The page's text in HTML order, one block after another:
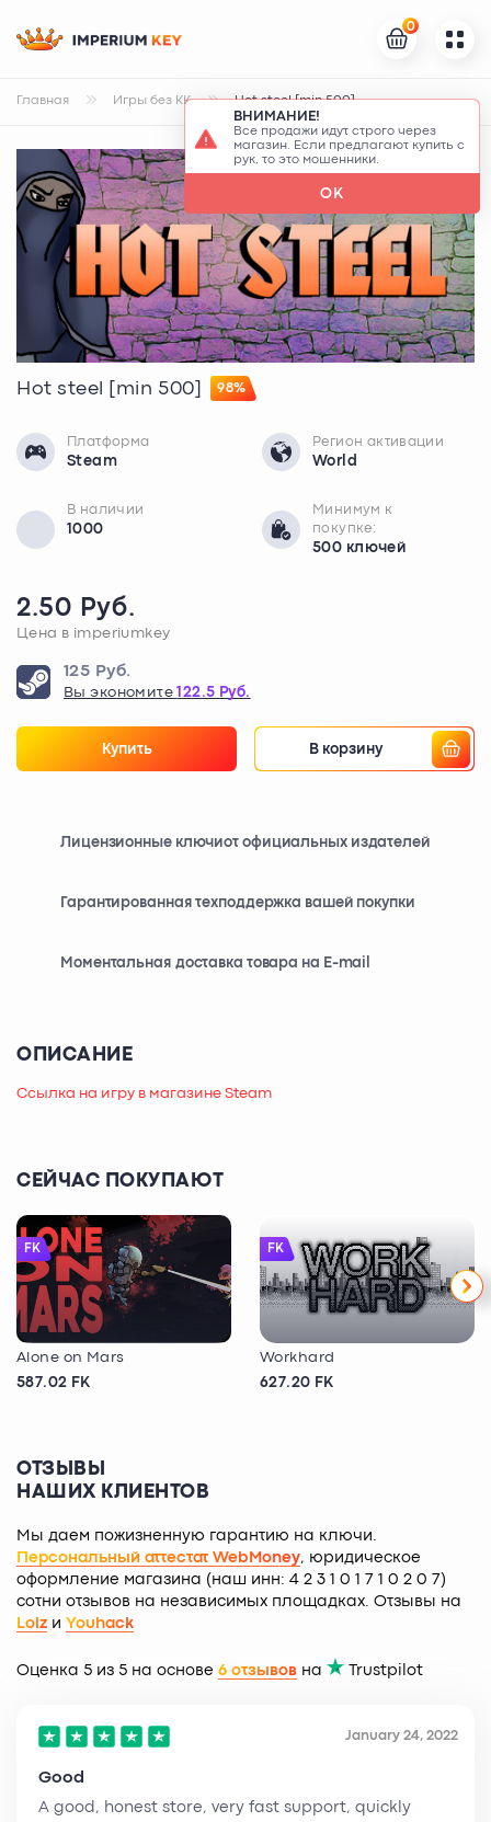
0
Главная Игры без КК Hot steel [min 500]
Hot steel [min 500] 98%
Платформа
Steam
Регион активации
World
В наличии
1000
Минимум к
покупке:
500 ключей
2.50 Руб.
Цена в imperiumkey
125 Руб.
Вы экономите122.5 Руб.
Купить В корзину
ОПИСАНИЕ
Ссылка на игру в магазине Steam
Лицензионные ключиот официальных издателей
Гарантированная техподдержка вашей покупки
Моментальная доставка товара на E-mail
СЕЙЧАС ПОКУПАЮТ
FK
Alone on Mars
587.02 FK
FK
Workhard
627.20 FK
ОТЗЫВЫ
НАШИХ КЛИЕНТОВ
Мы даем пожизненную гарантию на ключи.
Персональный аттестат WebMoney, юридическое
оформление магазина (наш инн: 4 2 3 1 0 1 7 1 0 2 0 7)
сотни отзывов на независимых площадках. Отзывы на
Lolz и Youhack
Оценка 5 из 5 на основе 6 отзывов на Trustpilot
January 24, 2022
Good
A good, honest store, very fast support, quickly
ВНИМАНИЕ!
Все продажи идут строго через
магазин. Если предлагают купить с
рук, то это мошенники.
OK